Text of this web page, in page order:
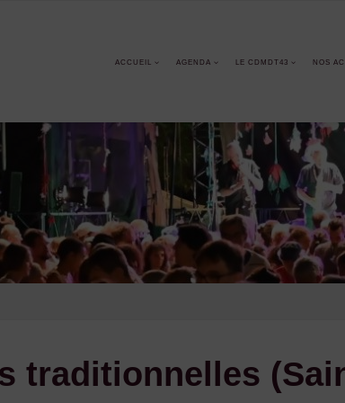
ACCUEIL AGENDA LE CDMDT43 NOS
traditionnelles